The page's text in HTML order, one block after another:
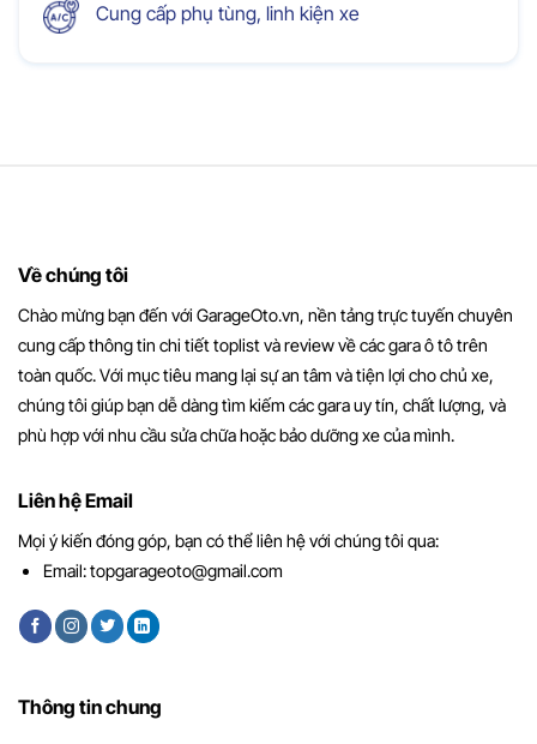
Cung cấp phụ tùng, linh kiện xe
Về chúng tôi
Chào mừng bạn đến với GarageOto.vn, nền tảng trực tuyến chuyên
cung cấp thông tin chi tiết toplist và review về các gara ô tô trên
toàn quốc. Với mục tiêu mang lại sự an tâm và tiện lợi cho chủ xe,
chúng tôi giúp bạn dễ dàng tìm kiếm các gara uy tín, chất lượng, và
phù hợp với nhu cầu sửa chữa hoặc bảo dưỡng xe của mình.
Thông tin chung
Liên hệ Email
Mọi ý kiến đóng góp, bạn có thể liên hệ với chúng tôi qua:
Email:topgarageoto@gmail.com